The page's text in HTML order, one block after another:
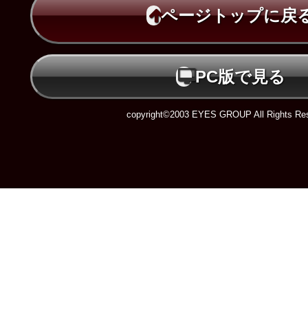
ページトップに戻
PC版で見る
copyright©2003 EYES GROUP All Rights